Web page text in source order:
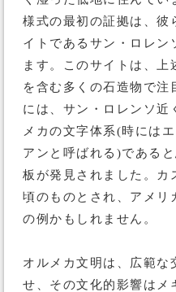
様式の最初の証拠は、彼
イトであるサン・ロレン
ます。このサイトは、上
を含む多くの石造物で
には、サン・ロレンソ近
メカの文字体系(時には
アンと呼ばれる)である
板が発見されました。カ
頃のものとされ、アメリ
の例かもしれません。
オルメカ文明は、広範な
せ、その文化的影響はメ